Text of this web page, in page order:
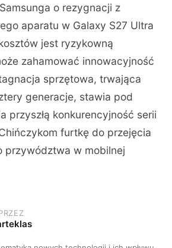
o rezygnacji z
aparatu w Galaxy S27 Ultra
jest ryzykowną
zahamować innowacyjność
sprzętowa, trwająca
generacje, stawia pod
przyszłą konkurencyjność serii
furtkę do przejęcia
przywództwa w mobilnej